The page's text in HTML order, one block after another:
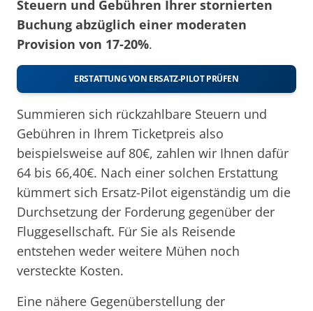
Steuern und Gebühren Ihrer stornierten
Buchung abzüglich einer moderaten
Provision von 17-20%.
ERSTATTUNG VON ERSATZ-PILOT PRÜFEN
Summieren sich rückzahlbare Steuern und
Gebühren in Ihrem Ticketpreis also
beispielsweise auf 80€, zahlen wir Ihnen dafür
64 bis 66,40€. Nach einer solchen Erstattung
kümmert sich Ersatz-Pilot eigenständig um die
Durchsetzung der Forderung gegenüber der
Fluggesellschaft. Für Sie als Reisende
entstehen weder weitere Mühen noch
versteckte Kosten.
Eine nähere Gegenüberstellung der